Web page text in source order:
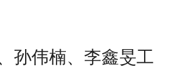
孙伟楠、李鑫旻工